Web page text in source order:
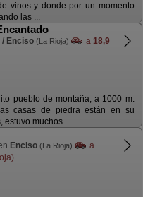
vinos y donde por un momento
las ...
/ Enciso (La Rioja) a 18,9
pueblo de montaña, a 1000 m.
casas de piedra están en su
estuvo muchos ...
Enciso (La Rioja)
a